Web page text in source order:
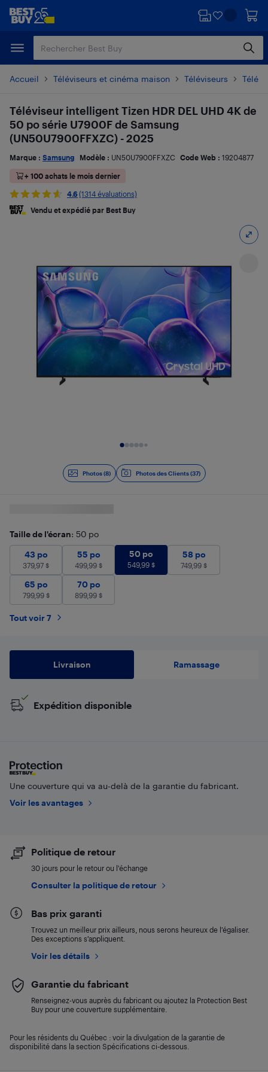
Passer
principal
Passer
Accueil Téléviseurs et cinéma maison Téléviseurs
Photos (8) Photos des Clients (37)
Téléviseur intelligent Tizen HDR DEL UHD 4K de
50 po série U7900F de Samsung
(UN50U7900FFXZC) - 2025
Marque : Samsung Modèle : UN50U7900FFXZC Code Web : 19204877
+ 100 achats le mois dernier
4.6 (1314 évaluations)
Vendu et expédié par Best Buy
Taille de l'écran: 50 po
43 po
379,97 $
43 po
379,97 $
55 po 499,99 $
55 po
499,99 $
50 po 549,99 $
50 po
549,99 $
58 po
58 po
749,99 $
65 po 799,99 $
65 po
799,99$
70 po
70 po
899,99 $
Tout voir 7
Livraison Ramassage
Expédition disponible
Une couverture qui va au-delà de la garantie du fabricant.
Voir les avantages
Politique de retour
30 jours pour le retour ou l’échange
Consulter la politique de retour
Bas prix garanti
Trouvez un meilleur prix ailleurs, nous serons heureux de l’égaliser.
Des exceptions s’appliquent.
Voir les détails
Garantie du fabricant
Renseignez-vous auprès du fabricant ou ajoutez la Protection Best
Buy pour une couverture supplémentaire.
Pour les résidents du Québec : voir la divulgation de la garantie de
disponibilité dans la section Spécifications ci-dessous.